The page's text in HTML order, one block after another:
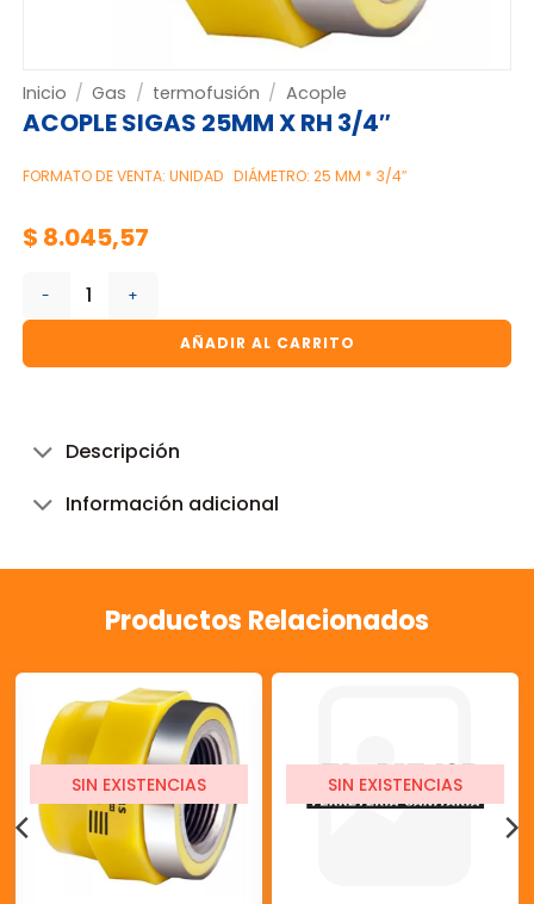
Inicio / Gas / termofusión / Acople
ACOPLE SIGAS 25MM X RH 3/4″
FORMATO DE VENTA: UNIDAD DIÁMETRO: 25 MM * 3/4″
$ 8.045,57
ACOPLE SIGAS 25MM X RH 3/4" cantidad
AÑADIR AL CARRITO
Descripción
Información adicional
Productos Relacionados
SIN EXISTENCIAS SIN EXISTENCIAS